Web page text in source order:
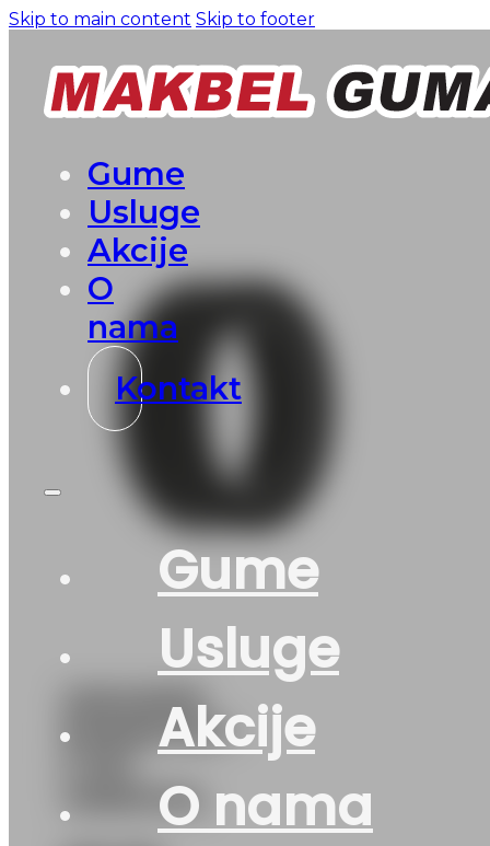
Skip to main content Skip to footer
Gume
Usluge
Akcije
O
nama
Kontakt
Gume
Usluge
Akcije
O nama
225/45R18
RAINSPORT-
UNIROYAL